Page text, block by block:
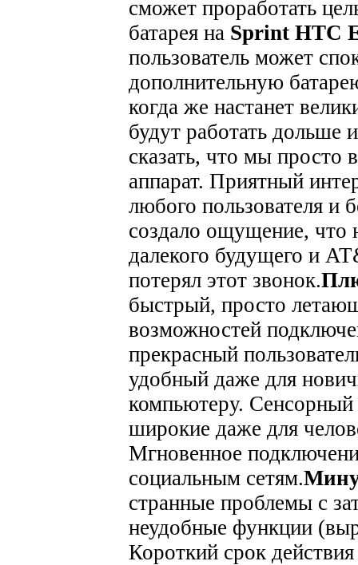
сможет проработать
батарея на Sprint HTC
пользователь может
дополнительную
когда же настанет
будут работать дольше
сказать, что мы просто
аппарат. Приятный
любого пользователя и
создало ощущение, что
далекого будущего и
потерял этот звонок.
быстрый, просто
возможностей
прекрасный
удобный даже для
компьютеру. Сенсорный
широкие даже для
Мгновенное
социальным сетям.
странные проблемы с
неудобные функции
Короткий срок действия